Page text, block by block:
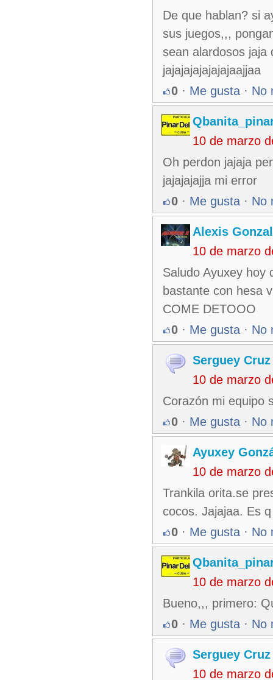
De que hablan? si
sus juegos,,,
sean alardosos jaja
jajajajajajajajaajjaa
0 · Me gusta · No
10 de marzo
Oh perdon jajaja
jajajajajja mi error
0 · Me gusta · No
Alexis
10 de marzo
Saludo Ayuxey hoy
bastante con hesa
COME DETOOO
0 · Me gusta · No
Serguey
10 de marzo
Corazón mi equipo
0 · Me gusta · No
Ayuxey
10 de marzo
Trankila orita.se
cocos. Jajajaa. Es
0 · Me gusta · No
10 de marzo
Bueno,,, primero:
0 · Me gusta · No
Serguey
10 de marzo